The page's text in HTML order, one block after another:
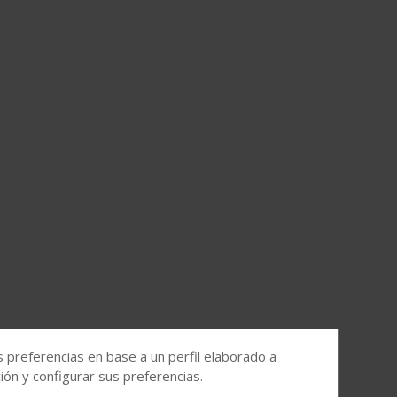
en base a un perfil elaborado a
y configurar sus preferencias.